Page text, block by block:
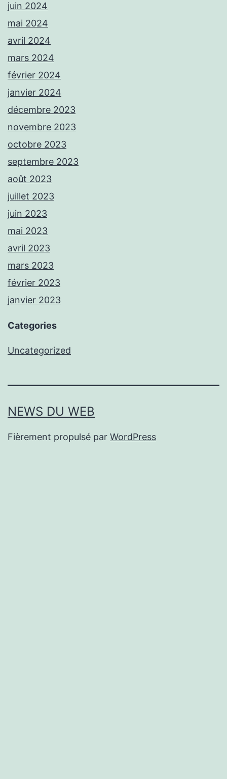
juin 2024
mai 2024
avril 2024
mars 2024
février 2024
janvier 2024
décembre 2023
novembre 2023
octobre 2023
septembre 2023
août 2023
juillet 2023
juin 2023
mai 2023
avril 2023
mars 2023
février 2023
janvier 2023
Categories
Uncategorized
NEWS DU WEB
Fièrement propulsé par WordPress